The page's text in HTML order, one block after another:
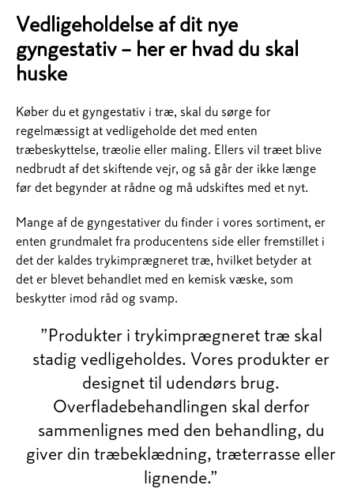
Vedligeholdelse af dit nye
gyngestativ – her er hvad du skal
huske
Køber du et gyngestativ i træ, skal du sørge for
regelmæssigt at vedligeholde det med enten
træbeskyttelse, træolie eller maling. Ellers vil træet blive
nedbrudt af det skiftende vejr, og så går der ikke længe
før det begynder at rådne og må udskiftes med et nyt.
Mange af de gyngestativer du finder i vores sortiment, er
enten grundmalet fra producentens side eller fremstillet i
det der kaldes trykimprægneret træ, hvilket betyder at
det er blevet behandlet med en kemisk væske, som
beskytter imod råd og svamp.
”Produkter i trykimprægneret træ skal
stadig vedligeholdes. Vores produkter er
designet til udendørs brug.
Overfladebehandlingen skal derfor
sammenlignes med den behandling, du
giver din træbeklædning, træterrasse eller
lignende.”